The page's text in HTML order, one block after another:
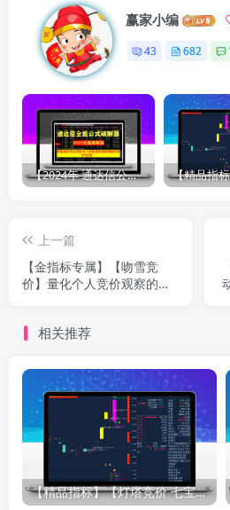
赢家小编
43 682
【2024年 通达信公式解密器全能版】通达信指标公式密码解密器，全能版（无需卡密，不限电脑）原创独家
上一篇
【金指标专属】【吻雪竞
价】量化个人竞价观察的优
元金钻指标
相关推荐
【精品指标】【灯塔竞价 七宝妙树 资金1号 龙年1号池】四合一完整版（众筹系列）